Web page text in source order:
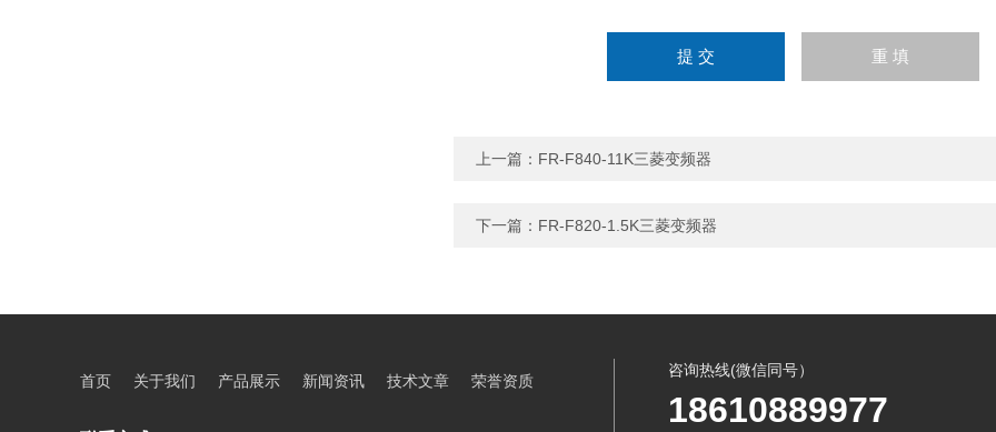
上一篇： FR-F840-11K三菱变频器
下一篇： FR-F820-1.5K三菱变频器
首页 关于我们 产品展示 新闻资讯 技术文章 荣誉资质
咨询热线(微信同号）
18610889977